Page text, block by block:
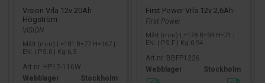
Vision Vrla 12v 20Ah
Högström
VISION
Mått (mm) L=181 B=77 H=167 |
EN: | PS:0 | Kg:6,5
Art nr. HP12-116W
Webblager
Stockholm
First Power Vrla 12v 2,6Ah
First Power
Mått (mm) L=178 B=34 H=71 |
EN: | PS:F | Kg:0,94
Art nr. BBFP1226
Webblager
Stockholm